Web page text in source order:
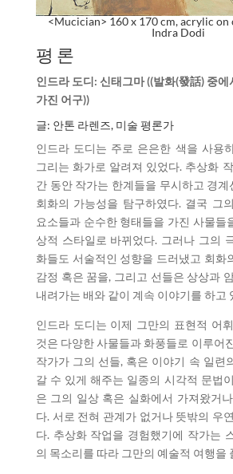
<Mucician> 160 x 170 cm, acrylic
Indra Dodi
평 론
인드라 도디: 신태그마 ((발화(發話) 중에
가진 어구))
글: 안톤 라렌즈, 미술 평론가
인드라 도디는 주로 은은한 색을 사용
그리는 화가로 알려져 있었다. 추상화
간 동안 작가는 한계들을 무시하고 경계
회화의 가능성을 탐구하였다. 결국 그
요소들과 순수한 형태들을 가진 사물들
상적 스타일로 바뀌었다. 그러나 그의
화들도 서술적인 성향을 드러냈고 회화
감정 혹은 꿈을, 그리고 선들은 상상과
내려가는 배와 같이 계속 이야기를 하고
인드라 도디는 이제 그만의 표현적 어
것은 다양한 사물들과 화풍들로 이루어
작가가 그의 선들, 혹은 이야기 속 일련
갈 수 있게 해주는 일종의 시각적 문법
은 그의 일상 혹은 실화에서 가져왔거
다. 서로 전혀 관계가 없거나 뜻밖의 우
다. 추상화 작업을 경험했기에 작가는
의 목소리를 따라 그만의 예술적 여행을